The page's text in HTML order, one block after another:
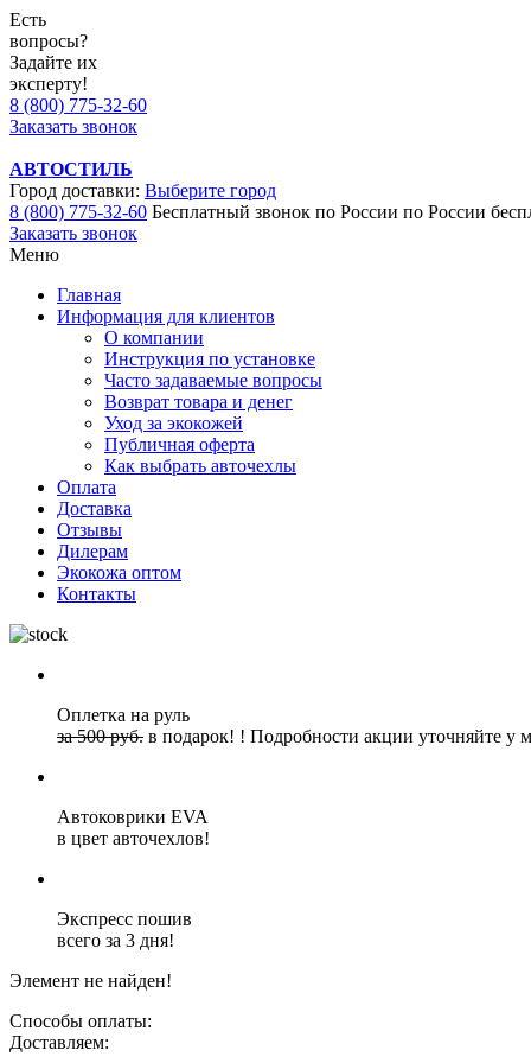
Есть
вопросы?
Задайте их
эксперту!
8 (800) 775-32-60
Заказать звонок
АВТОСТИЛЬ
Город доставки: Выберите город
8 (800) 775-32-60 Бесплатный звонок по России по России
Заказать звонок
Меню
Главная
Информация для клиентов
О компании
Инструкция по установке
Часто задаваемые вопросы
Возврат товара и денег
Уход за экокожей
Публичная оферта
Как выбрать авточехлы
Оплата
Доставка
Отзывы
Дилерам
Экокожа оптом
Контакты
Оплетка на руль
за 500 руб. в подарок! ! Подробности акции уточняйте у
Автоковрики EVA
в цвет авточехлов!
Экспресс пошив
всего за 3 дня!
Элемент не найден!
Способы оплаты:
Доставляем: